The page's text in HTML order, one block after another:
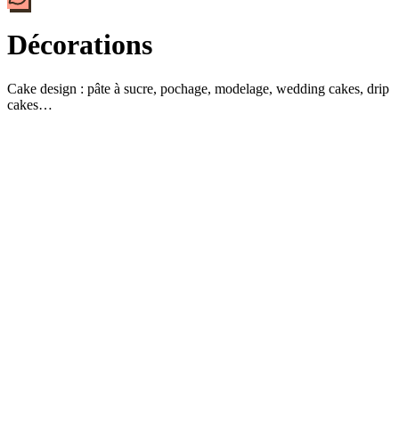
Décorations
Cake design : pâte à sucre, pochage, modelage, wedding cakes, drip
cakes…